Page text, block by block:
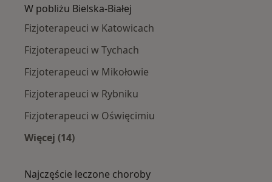
W pobliżu Bielska-Białej
Fizjoterapeuci w Katowicach
Fizjoterapeuci w Tychach
Fizjoterapeuci w Mikołowie
Fizjoterapeuci w Rybniku
Fizjoterapeuci w Oświęcimiu
Więcej (14)
Najczęście leczone choroby